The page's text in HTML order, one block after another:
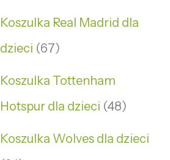
Koszulka Real Madrid dla
dzieci 67
Koszulka Tottenham
Hotspur dla dzieci 48
Koszulka Wolves dla dzieci